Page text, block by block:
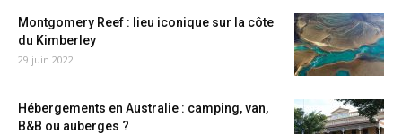
Montgomery Reef : lieu iconique sur la côte
du Kimberley
29 juin 2022
Hébergements en Australie : camping, van,
B&B ou auberges ?